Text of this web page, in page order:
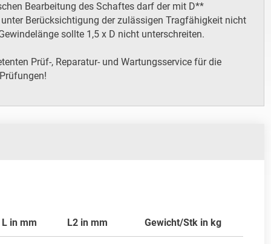
Bearbeitung des Schaftes darf der mit D**
Berücksichtigung der zulässigen Tragfähigkeit nicht
sollte 1,5 x D nicht unterschreiten.
Prüf-, Reparatur- und Wartungsservice für die
L in mm L2 in mm Gewicht/Stk in kg